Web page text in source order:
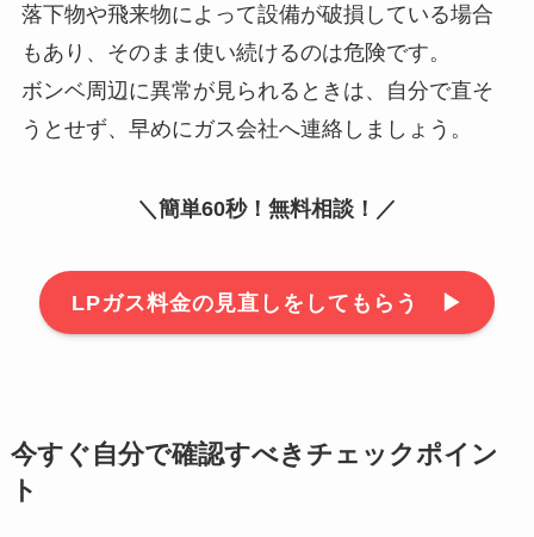
落下物や飛来物によって設備が破損している場合
もあり、そのまま使い続けるのは危険です。
ボンベ周辺に異常が見られるときは、自分で直そ
うとせず、早めにガス会社へ連絡しましょう。
＼簡単60秒！無料相談！／
LPガス料金の見直しをしてもらう ▶︎
今すぐ自分で確認すべきチェックポイン
ト